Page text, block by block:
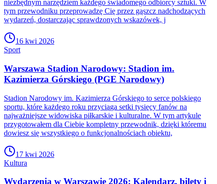
niezbędnym narzędziem każdego świadomego odbiorcy sztuki. W
tym przewodniku przeprowadzę Cię przez gąszcz nadchodzących
wydarzeń, dostarczając sprawdzonych wskazówek, j
16 kwi 2026
Sport
Warszawa Stadion Narodowy: Stadion im.
Kazimierza Górskiego (PGE Narodowy)
Stadion Narodowy im. Kazimierza Górskiego to serce polskiego
sportu, które każdego roku przyciąga setki tysięcy fanów na
najważniejsze widowiska piłkarskie i kulturalne. W tym artykule
przygotowałem dla Ciebie kompletny przewodnik, dzięki któremu
dowiesz się wszystkiego o funkcjonalnościach obiektu,
17 kwi 2026
Kultura
Wydarzenia w Warszawie 2026: Kalendarz, bilety i